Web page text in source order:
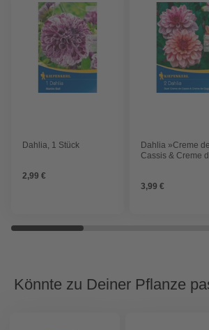
Dahlia, 1 Stück
2,99 €
Dahlia »Creme de
Cassis & Creme
3,99 €
Könnte zu Deiner Pflanze